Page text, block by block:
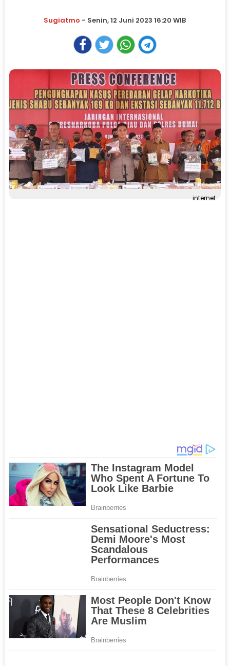
Sugiatmo - Senin, 12 Juni 2023 16:20 WIB
internet